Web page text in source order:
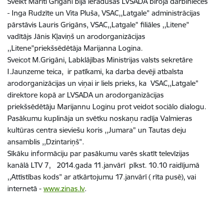
- Inga Rudzīte un Vita Pluša, VSAC,,Latgale" administrācijas
pārstāvis Lauris Grigāns, VSAC,,Latgale" filiāles ,,Litene"
vadītājs Jānis Kļaviņš un arodorganizācijas
,,Litene"priekšsēdētāja Marijanna Logina.
Sveicot M.Grigāni, Labklājības Ministrijas valsts sekretāre
I.Jaunzeme teica, ir patīkami, ka darba devēji atbalsta
arodorganizācijas un viņai ir liels prieks, ka VSAC,,Latgale"
direktore kopā ar LVSADA un arodorganizācijas
priekšsēdētāju Marijannu Loginu prot veidot sociālo dialogu.
Pasākumu kuplināja un svētku noskaņu radīja Valmieras
kultūras centra sieviešu koris ,,Jumara" un Tautas deju
ansamblis ,,Dzintariņš".
Sīkāku informāciju par pasākumu varēs skatīt televīzijas
kanālā LTV 7, 2014.gada 11.janvārī plkst. 10.10 raidījumā
,,Attīstības kods" ar atkārtojumu 17.janvārī ( rīta pusē), vai
internetā - www.zinas.lv.